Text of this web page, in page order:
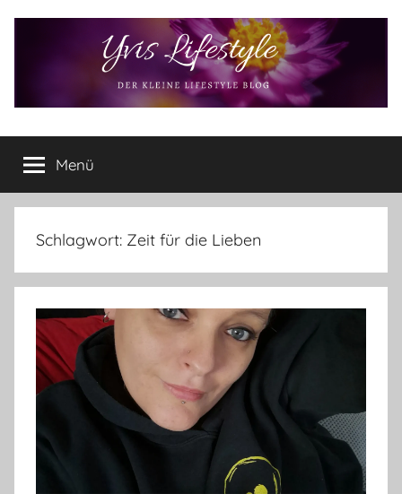
Yvis
Lifestyle
Lifestyle
Blog
–
Lifestyle,
Produkttests
vieles
mehr
Menü
Schlagwort: Zeit für die Lieben